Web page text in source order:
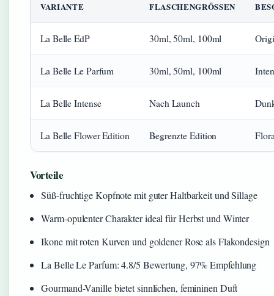
VARIANTE FLASCHENGRÖSSEN
La Belle EdP 30ml, 50ml, 100ml
La Belle Le Parfum 30ml, 50ml, 100ml
La Belle Intense Nach Launch
La Belle Flower Edition Begrenzte Edition
Vorteile
Süß-fruchtige Kopfnote mit guter Haltbarkeit und Sillage
Warm-opulenter Charakter ideal für Herbst und Winter
Ikone mit roten Kurven und goldener Rose als Flakondesign
La Belle Le Parfum: 4.8/5 Bewertung, 97% Empfehlung
Gourmand-Vanille bietet sinnlichen, femininen Duft